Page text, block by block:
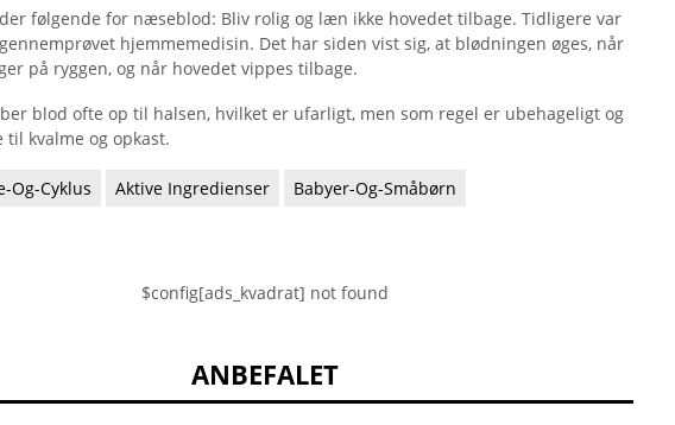
følgende for næseblod: Bliv rolig og læn ikke hovedet tilbage. Tidligere var
hjemmemedisin. Det har siden vist sig, at blødningen øges, når
på ryggen, og når hovedet vippes tilbage.
blod ofte op til halsen, hvilket er ufarligt, men som regel er ubehageligt og
til kvalme og opkast.
Og-Cyklus Aktive Ingredienser Babyer-Og-Småbørn
$config[ads_kvadrat] not found
ANBEFALET